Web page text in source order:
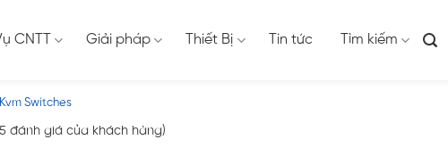
CNTT Giải pháp Thiết Bị Tin tức Tìm kiếm
Switches
5 đánh giá của khách hàng)